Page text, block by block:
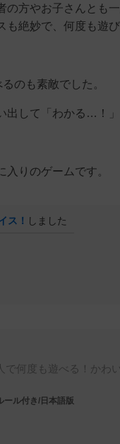
方やお子さんとも
絶妙で、何度も遊
のも素敵でした。
出して「わかる…！
りのゲームです。
ス！ しました
で何度も遊べる！かわ
ール付き/日本語版